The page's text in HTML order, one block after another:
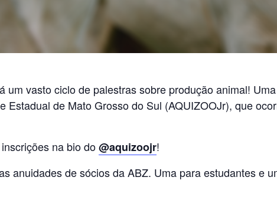
um vasto ciclo de palestras sobre produção animal!
Estadual de Mato Grosso do Sul (AQUIZOOJr), que
na bio do@aquizoojr!
anuidades de sócios da ABZ. Uma para estudantes e